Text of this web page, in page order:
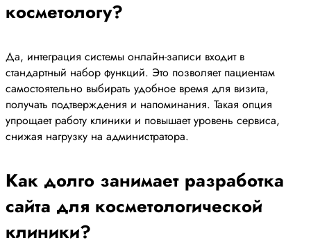
косметологу?
Да, интеграция системы онлайн-записи входит в
стандартный набор функций. Это позволяет пациентам
самостоятельно выбирать удобное время для визита,
получать подтверждения и напоминания. Такая опция
упрощает работу клиники и повышает уровень сервиса,
снижая нагрузку на администратора.
Как долго занимает разработка
сайта для косметологической
клиники?